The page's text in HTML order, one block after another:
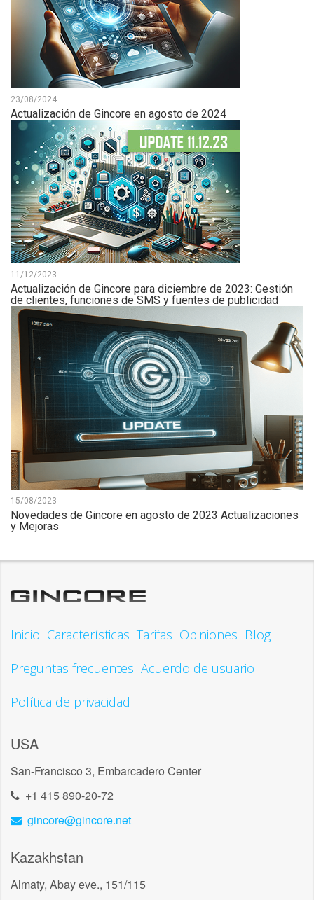
23/08/2024
Actualización de Gincore en agosto de 2024
11/12/2023
Actualización de Gincore para diciembre de 2023: Gestión
de clientes, funciones de SMS y fuentes de publicidad
15/08/2023
Novedades de Gincore en agosto de 2023 Actualizaciones
y Mejoras
Inicio Características Tarifas Opiniones Blog
Preguntas frecuentes Acuerdo de usuario
Política de privacidad
USA
San-Francisco 3, Embarcadero Center
+1 415 890-20-72
gincore@gincore.net
Kazakhstan
Almaty, Abay eve., 151/115